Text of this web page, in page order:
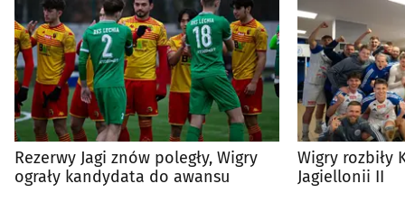
Rezerwy Jagi znów poległy, Wigry
ograły kandydata do awansu
Wigry rozbiły
Jagiellonii II